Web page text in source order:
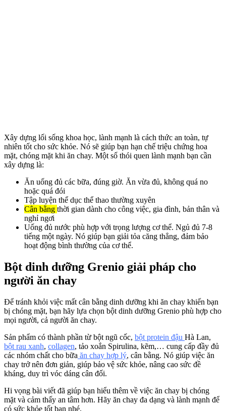
Xây dựng lối sống khoa học, lành mạnh là cách thức an toàn, tự
nhiên tốt cho sức khỏe. Nó sẽ giúp bạn hạn chế triệu chứng hoa
mặt, chóng mặt khi ăn chay. Một số thói quen lành mạnh bạn cần
xây dựng là:
Ăn uống đủ các bữa, đúng giờ. Ăn vừa đủ, không quá no
hoặc quá đói
Tập luyện thể dục thể thao thường xuyên
Cân bằng thời gian dành cho công việc, gia đình, bản thân và
nghỉ ngơi
Uống đủ nước phù hợp với trọng lượng cơ thể. Ngủ đủ 7-8
tiếng một ngày. Nó giúp bạn giải tỏa căng thẳng, đảm bảo
hoạt động bình thường của cơ thể.
Bột dinh dưỡng Grenio giải pháp cho
người ăn chay
Để tránh khỏi việc mất cân bằng dinh dưỡng khi ăn chay khiến bạn
bị chóng mặt, bạn hãy lựa chọn bột dinh dưỡng Grenio phù hợp cho
mọi người, cả người ăn chay.
Sản phẩm có thành phần từ bột ngũ cốc, bột protein đậu Hà Lan,
bột rau xanh, collagen, tảo xoắn Spirulina, kẽm,… cung cấp đầy đủ
các nhóm chất cho bữa ăn chay hợp lý, cân bằng. Nó giúp việc ăn
chay trở nên đơn giản, giúp bảo vệ sức khỏe, nâng cao sức đề
kháng, duy trì vóc dáng cân đối.
Hi vọng bài viết đã giúp bạn hiểu thêm về việc ăn chay bị chóng
mặt và cảm thấy an tâm hơn. Hãy ăn chay đa dạng và lành mạnh để
có sức khỏe tốt bạn nhé.